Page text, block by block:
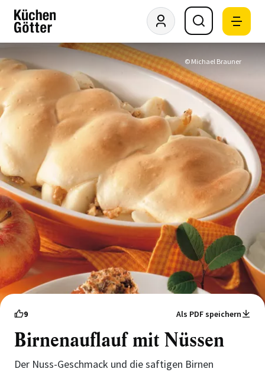
© Michael Brauner
9 Als PDF speichern
Birnenauflauf mit Nüssen
Der Nuss-Geschmack und die saftigen Birnen